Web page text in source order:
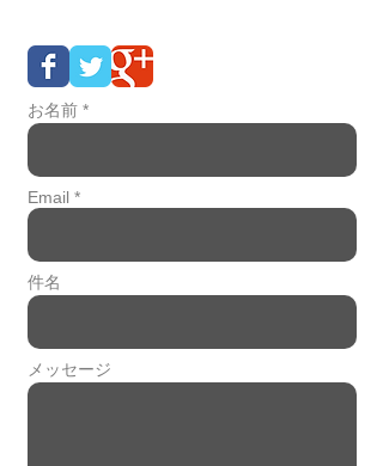
お名前 *
Email *
件名
メッセージ